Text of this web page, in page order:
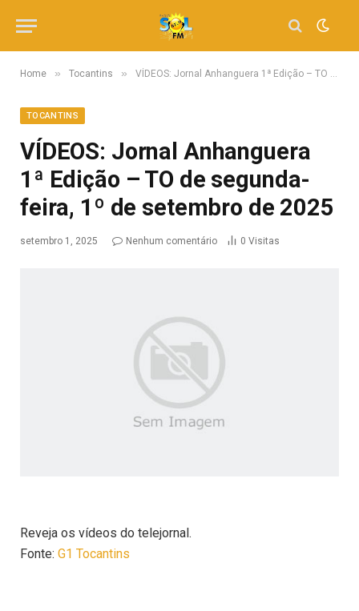
Home » Tocantins » VÍDEOS: Jornal Anhanguera 1ª Edição – TO de segunda-feira, 1º de setembro de 2025
TOCANTINS
VÍDEOS: Jornal Anhanguera
1ª Edição – TO de segunda-
feira, 1º de setembro de 2025
setembro 1, 2025 Nenhum comentário 0 Visitas
Reveja os vídeos do telejornal.
Fonte: G1 Tocantins